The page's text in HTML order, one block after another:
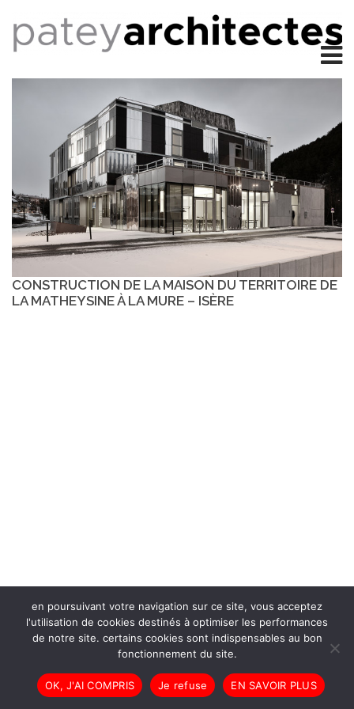
CONSTRUCTION DE LA MAISON DU TERRITOIRE DE
LA MATHEYSINE À LA MURE – ISÈRE
en poursuivant votre navigation sur ce site, vous acceptez
l'utilisation de cookies destinés à optimiser les performances
de notre site. certains cookies sont indispensables au bon
fonctionnement du site.
OK, J'AI COMPRIS Je refuse EN SAVOIR PLUS